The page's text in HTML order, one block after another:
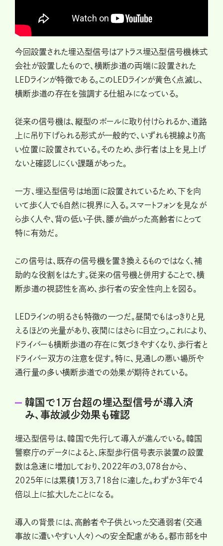
今回設置された埋込型信号はアトラス埋込型信号機株式
会社が設置したもので、横断歩道の両端に設置された
LEDラインが特徴である。このLEDラインが黄色く点滅し、
横断歩道の存在を強調する仕組みになっている。
従来の信号機は、縦型のポールに取り付けられるか、道路
上に吊り下げられる形式が一般的で、いずれも視線より高
い位置に設置されている。そのため、歩行者は上を見上げ
ないと確認しにくい課題があった。
一方、埋込型信号は地面に設置されているため、下を向
いて歩く人でも自然に視界に入る。スマートフォンを見なが
ら歩く人や、背の低い子供、腰が曲がった高齢者にとって
特に有効だ。
この信号は、既存の信号機を置き換えるものではなく、補
助的な役割をはたす。従来の信号機と併用することで、横
断歩道の視認性を高め、歩行者の安全性向上を図る。
LEDラインの明るさも特徴の一つだ。昼間でもはっきりと見
えるほどの光量があり、夜間にはさらに目立つ。これにより、
ドライバーも横断歩道の存在に気づきやすくなり、歩行者と
ドライバー双方の注意を促す。特に、見通しの悪い場所や
通行量の多い横断歩道での効果が期待されている。
韓国で1万台超の埋込型信号が導入済
み、事故減少効果も確認
埋込型信号は、韓国で先行して導入が進んでいる。韓国
警察庁のデータによると、床型歩行信号表示装置の設置
数は急速に増加しており、2022年の3,078台から、
2025年には累積1万3,718台に達した。わずか3年で4
倍以上に拡大したことになる。
導入の背景には、高齢者や子供といった交通弱者（交通
事故に遭いやすい人々）への安全配慮がある。都市部を中